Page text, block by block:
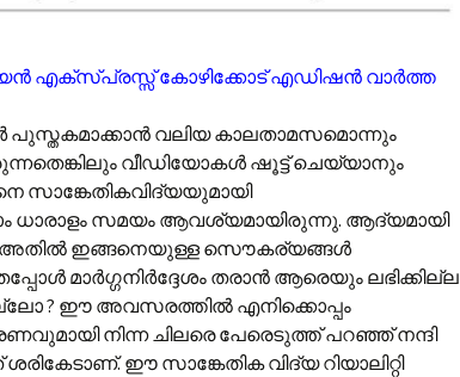
എക്സ്പ്രസ്സ് കോഴിക്കോട് എഡിഷൻ വാർത്ത
പുസ്തകമാക്കാൻ വലിയ കാലതാ‌മസമൊന്നും
വീഡിയോകൾ ഷൂട്ട് ചെയ്യാനും
സാങ്കേതികവിദ്യയുമായി
ധാരാളം സമയം ആവശ്യമായിരുന്നു. ആദ്യമായി
അതിൽ ഇങ്ങനെയുള്ള സൌകര്യങ്ങൾ
മാർഗ്ഗനിർദ്ദേശം തരാൻ ആരെയും ലഭിക്കില്ല
? ഈ അവസരത്തിൽ എനിക്കൊപ്പം
നിന്ന ചിലരെ പേരെടുത്ത് പറഞ്ഞ് നന്ദി
ഈ സാങ്കേതിക വിദ്യ റിയാലിറ്റി